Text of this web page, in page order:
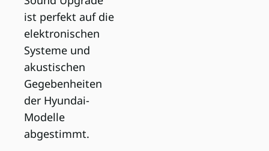
ist perfekt auf die
elektronischen
Systeme und
akustischen
Gegebenheiten
der Hyundai-
Modelle
abgestimmt.